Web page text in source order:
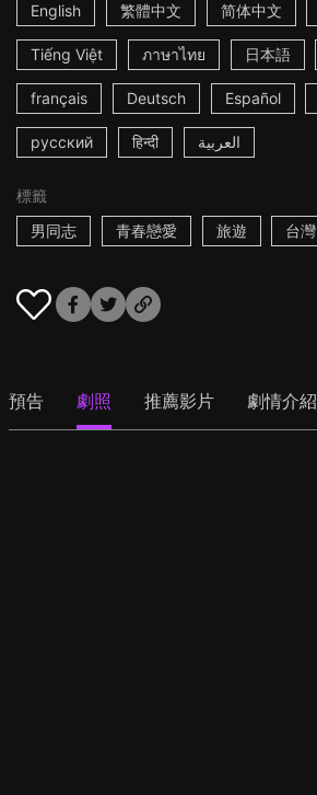
English
繁體中文 简体中文
Tiếng Việt ภาษาไทย 日本語
français Deutsch Español
русский हिन्दी العربية
標籤
男同志
青春戀愛 旅遊 台灣
預告 劇照 推薦影片 劇情介紹